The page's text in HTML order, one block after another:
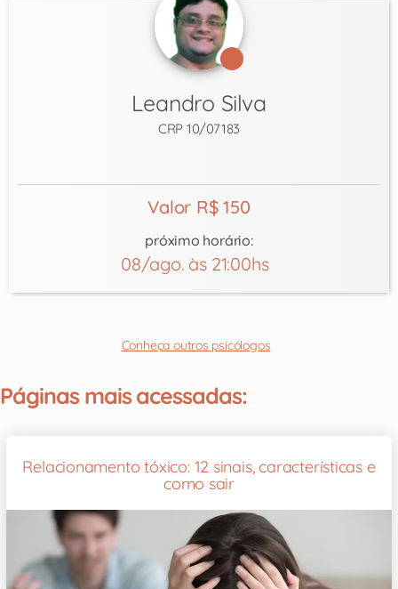
Leandro Silva
CRP 10/07183
Valor R$ 150
próximo horário:
08/ago. às 21:00hs
Conheça outros psicólogos
Páginas mais acessadas:
Relacionamento tóxico: 12 sinais, características e
como sair